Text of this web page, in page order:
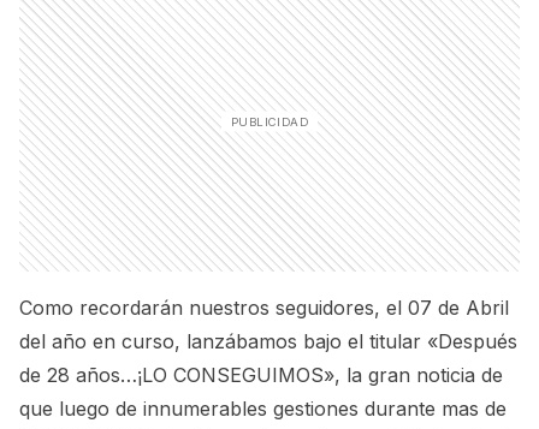
Como recordarán nuestros seguidores, el 07 de Abril
del año en curso, lanzábamos bajo el titular «Después
de 28 años…¡LO CONSEGUIMOS», la gran noticia de
que luego de innumerables gestiones durante mas de